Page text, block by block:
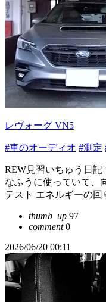
レヴォーグ VN5
#車のオーディオ #測定
REW見習いちゅう日
なふうに使っていて、
テスト エネルギーの回
thumb_up 97
comment0
2026/06/20 00:11